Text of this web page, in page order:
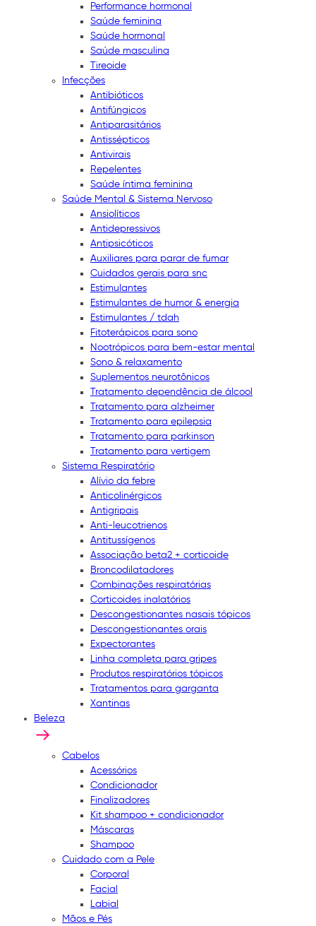
Performance hormonal
Saúde feminina
Saúde hormonal
Saúde masculina
Tireoide
Infecções
Antibióticos
Antifúngicos
Antiparasitários
Antissépticos
Antivirais
Repelentes
Saúde íntima feminina
Saúde Mental & Sistema Nervoso
Ansiolíticos
Antidepressivos
Antipsicóticos
Auxiliares para parar de fumar
Cuidados gerais para snc
Estimulantes
Estimulantes de humor & energia
Estimulantes / tdah
Fitoterápicos para sono
Nootrópicos para bem-estar mental
Sono & relaxamento
Suplementos neurotônicos
Tratamento dependência de álcool
Tratamento para alzheimer
Tratamento para epilepsia
Tratamento para parkinson
Tratamento para vertigem
Sistema Respiratório
Alívio da febre
Anticolinérgicos
Antigripais
Anti-leucotrienos
Antitussígenos
Associação beta2 + corticoide
Broncodilatadores
Combinações respiratórias
Corticoides inalatórios
Descongestionantes nasais tópicos
Descongestionantes orais
Expectorantes
Linha completa para gripes
Produtos respiratórios tópicos
Tratamentos para garganta
Xantinas
Beleza
Cabelos
Acessórios
Condicionador
Finalizadores
Kit shampoo + condicionador
Máscaras
Shampoo
Cuidado com a Pele
Corporal
Facial
Labial
Mãos e Pés